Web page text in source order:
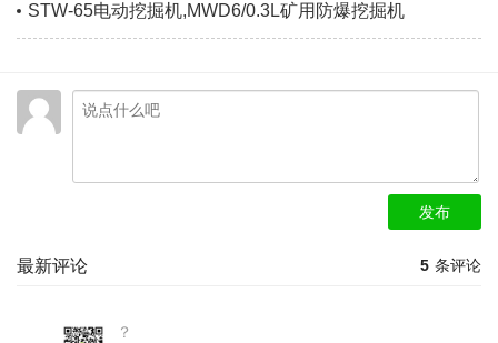
STW-65电动挖掘机,MWD6/0.3L矿用防爆挖掘机
发布
5 条评论
最新评论
？